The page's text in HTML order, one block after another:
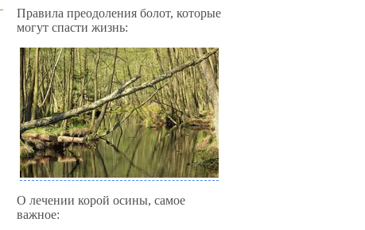
Правила преодоления болот, которые
могут спасти жизнь:
О лечении корой осины, самое
важное: